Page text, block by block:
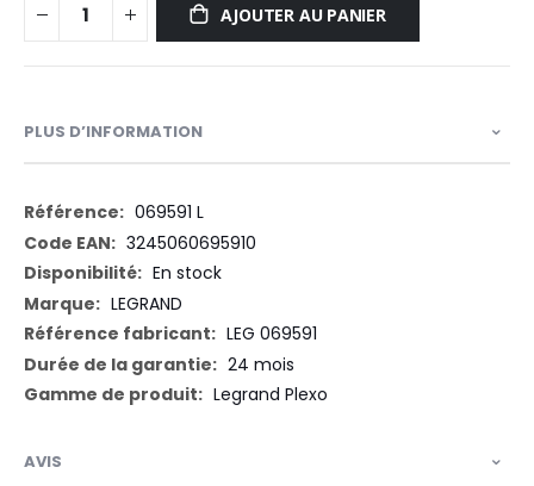
AJOUTER AU PANIER
PLUS D’INFORMATION
Plus
d’information
069591 L
3245060695910
En stock
LEGRAND
LEG 069591
24 mois
Legrand Plexo
AVIS